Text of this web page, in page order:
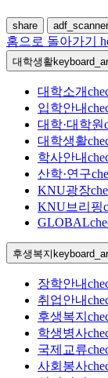
share adf_scanner
홈으로 돌아가기
대학생활
대학소개
입학안내
대학·대학원
대학생활
학사안내
산학·연구
KNU광장
KNU브리핑
GLOBAL
후생복지
장학안내
취업안내
후생복지
학생병사
국제교류
사회봉사